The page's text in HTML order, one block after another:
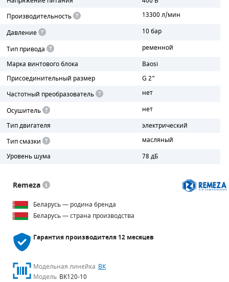
Производительность
13300 л/мин
Давление
10 бар
Тип привода
ременной
Марка винтового блока
Baosi
Присоединительный размер
G 2"
Частотный преобразователь
нет
Осушитель
нет
Тип двигателя
электрический
Тип смазки
масляный
Уровень шума
78 дБ
Remeza
Беларусь — родина бренда
Беларусь — страна производства
Гарантия производителя12 месяцев
Модельная линейка ВК
Модель ВК120-10
ПОРШНЕВЫЕ БЛОКИ
ДЕТАЛИ ПОРШНЕВЫХ КОМПРЕССОРОВ
ДЕТАЛИ НАСОСНОЙ ЧАСТИ
ШЛАНГИ ДЛЯ МОТОПОМП
ДЛЯ ВАКУУМНЫХ НАСОСОВ